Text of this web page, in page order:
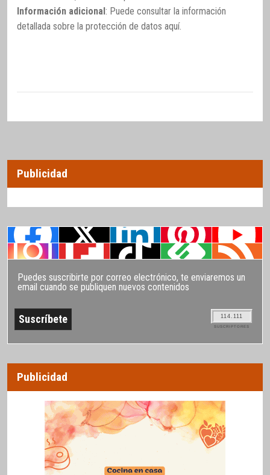
Información adicional: Puede consultar la información
detallada sobre la protección de datos aquí.
Publicidad
Puedes suscribirte por correo electrónico, te enviaremos un
email cuando se publiquen nuevos contenidos
114.111
SUSCRIPTORES
Publicidad